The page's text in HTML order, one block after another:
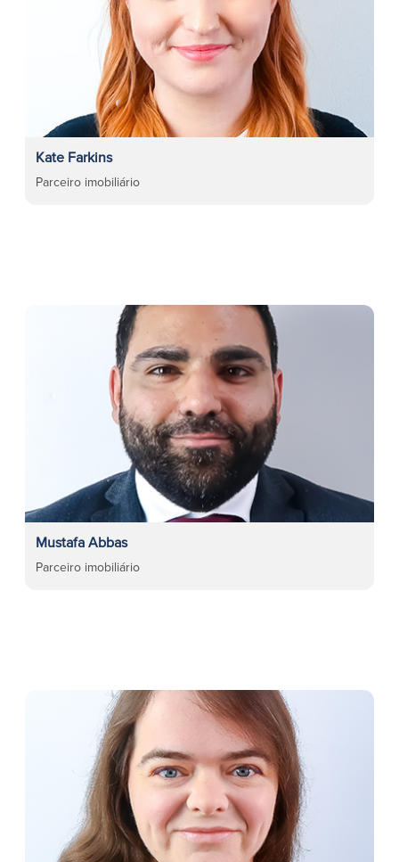
Kate Farkins
Parceiro imobiliário
Mustafa Abbas
Parceiro imobiliário